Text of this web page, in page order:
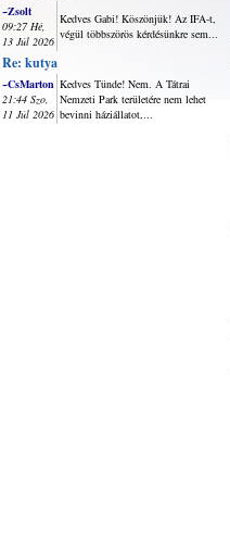
~Zsolt
09:27 Hé,
13 Júl 2026
Kedves Gabi! Köszönjük! Az IFA-t,
végül többszörös kérdésünkre sem...
Re: kutya
~CsMarton
21:44 Szo,
11 Júl 2026
Kedves Tünde! Nem. A Tátrai
Nemzeti Park területére nem lehet
bevinni háziállatot,...